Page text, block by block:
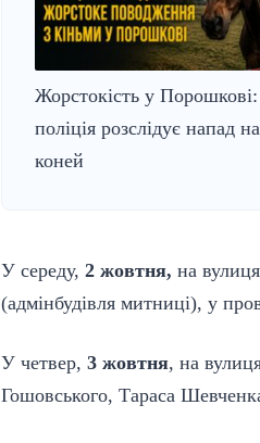
Жорстокість у Порошкові:
поліція розслідує напад на
коней
У середу, 2 жовтня, на
(адмінбудівля митниці), у
У четвер, 3 жовтня, на
Гошовського, Тараса